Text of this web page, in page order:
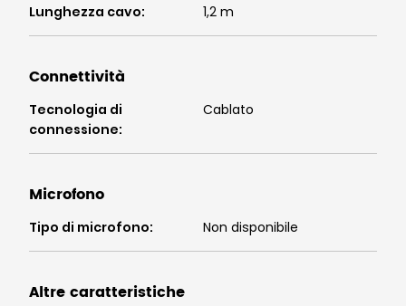
Lunghezza cavo: 1,2 m
Connettività
Tecnologia di
connessione:
Cablato
Microfono
Tipo di microfono: Non disponibile
Altre caratteristiche